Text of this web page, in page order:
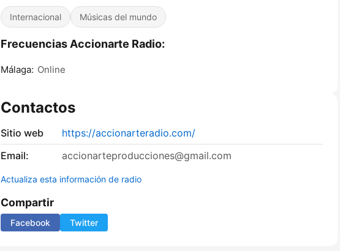
Internacional Músicas del mundo
Frecuencias Accionarte Radio:
Málaga: Online
Contactos
Sitio web
https://accionarteradio.com/
Email:
accionarteproducciones@gmail.com
Actualiza esta información de radio
Compartir
Facebook Twitter